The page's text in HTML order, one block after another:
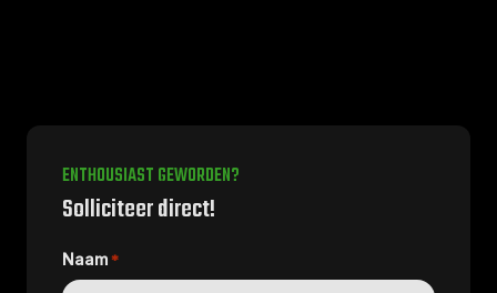
ENTHOUSIAST GEWORDEN?
Solliciteer direct!
Naam *